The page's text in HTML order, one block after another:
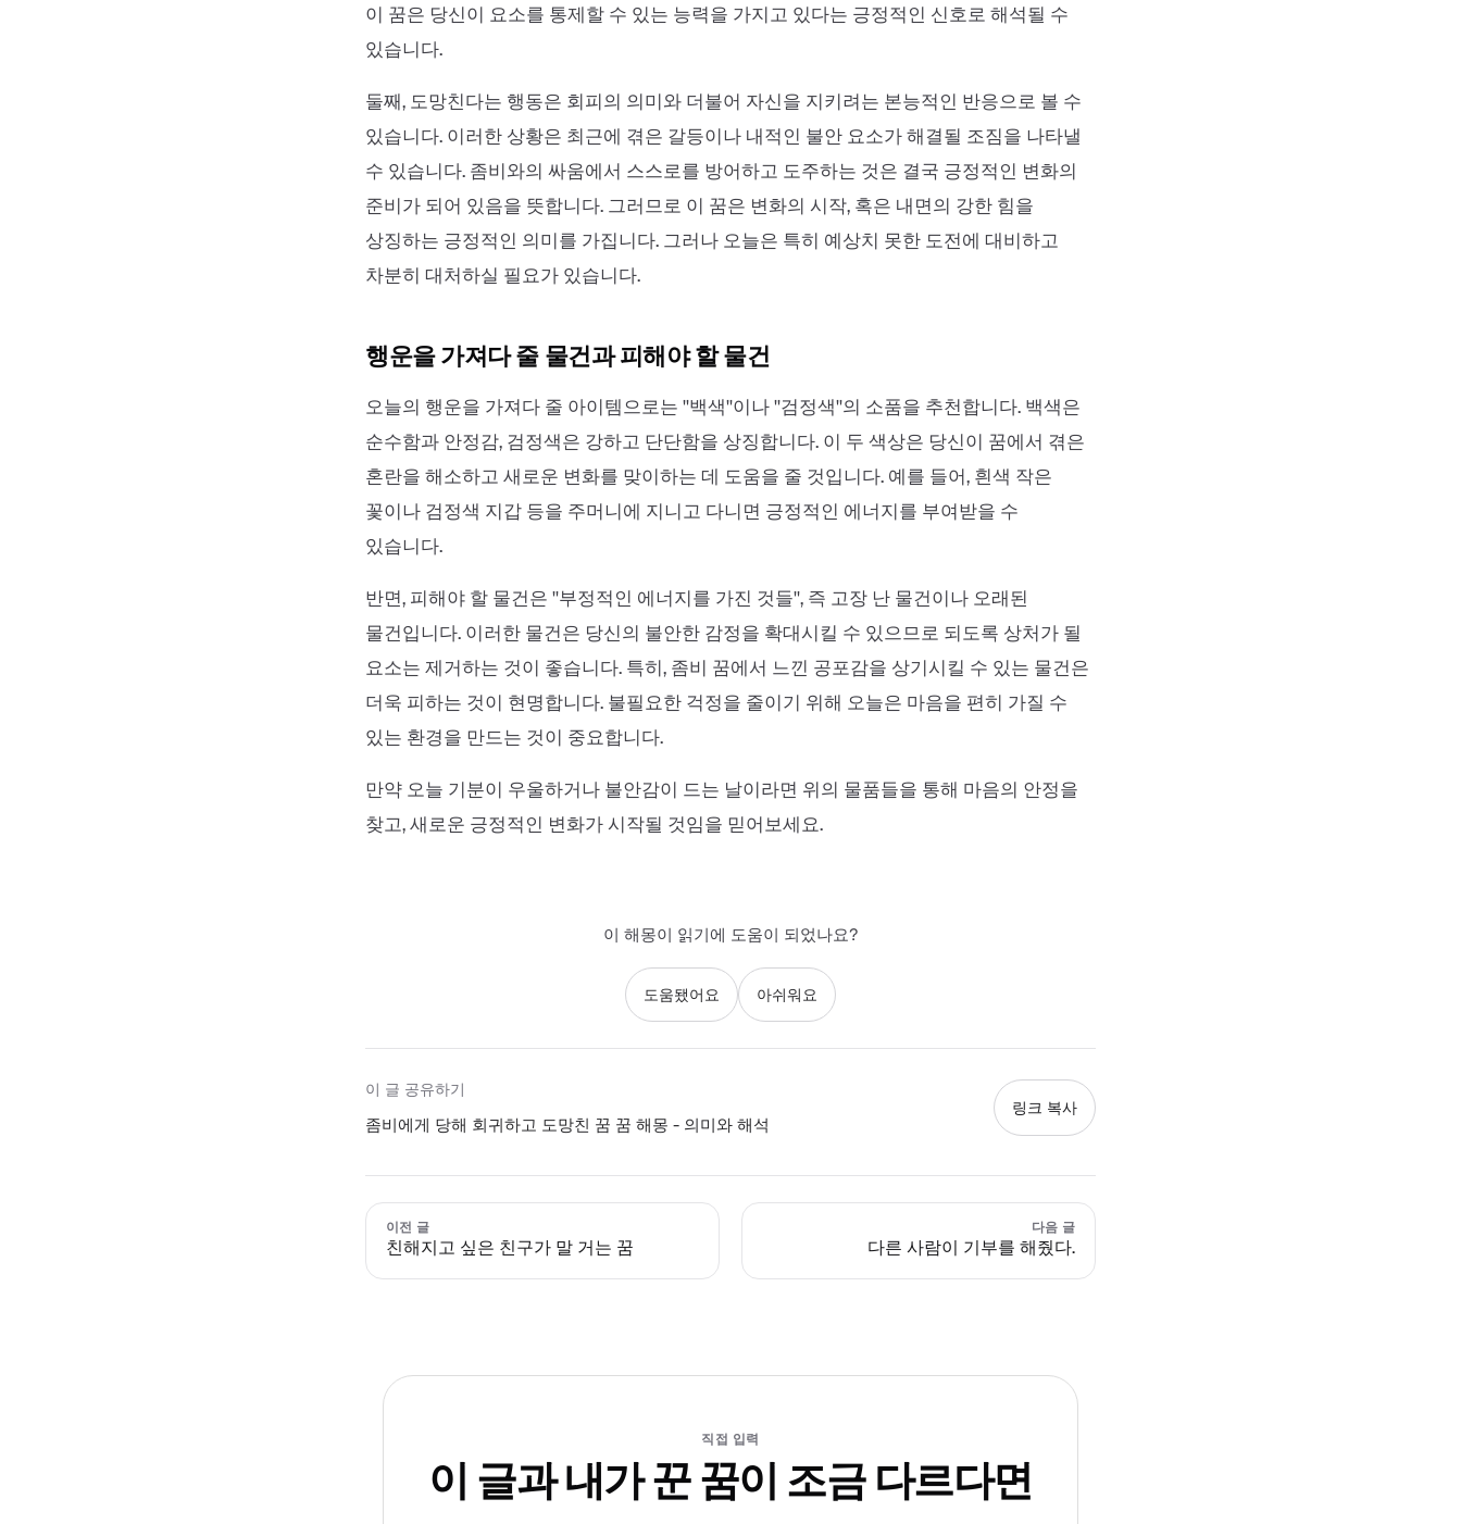
이 꿈은 당신이 요소를 통제할 수 있는 능력을 가지고 있다는 긍정적인 신호로 해석될 수
있습니다.
둘째, 도망친다는 행동은 회피의 의미와 더불어 자신을 지키려는 본능적인 반응으로 볼 수
있습니다. 이러한 상황은 최근에 겪은 갈등이나 내적인 불안 요소가 해결될 조짐을 나타낼
수 있습니다. 좀비와의 싸움에서 스스로를 방어하고 도주하는 것은 결국 긍정적인 변화의
준비가 되어 있음을 뜻합니다. 그러므로 이 꿈은 변화의 시작, 혹은 내면의 강한 힘을
상징하는 긍정적인 의미를 가집니다. 그러나 오늘은 특히 예상치 못한 도전에 대비하고
차분히 대처하실 필요가 있습니다.
행운을 가져다 줄 물건과 피해야 할 물건
오늘의 행운을 가져다 줄 아이템으로는 ''백색''이나 ''검정색''의 소품을 추천합니다. 백색은
순수함과 안정감, 검정색은 강하고 단단함을 상징합니다. 이 두 색상은 당신이 꿈에서 겪은
혼란을 해소하고 새로운 변화를 맞이하는 데 도움을 줄 것입니다. 예를 들어, 흰색 작은
꽃이나 검정색 지갑 등을 주머니에 지니고 다니면 긍정적인 에너지를 부여받을 수
있습니다.
반면, 피해야 할 물건은 ''부정적인 에너지를 가진 것들'', 즉 고장 난 물건이나 오래된
물건입니다. 이러한 물건은 당신의 불안한 감정을 확대시킬 수 있으므로 되도록 상처가 될
요소는 제거하는 것이 좋습니다. 특히, 좀비 꿈에서 느낀 공포감을 상기시킬 수 있는 물건은
더욱 피하는 것이 현명합니다. 불필요한 걱정을 줄이기 위해 오늘은 마음을 편히 가질 수
있는 환경을 만드는 것이 중요합니다.
만약 오늘 기분이 우울하거나 불안감이 드는 날이라면 위의 물품들을 통해 마음의 안정을
찾고, 새로운 긍정적인 변화가 시작될 것임을 믿어보세요.
이 해몽이 읽기에 도움이 되었나요?
도움됐어요 아쉬워요
이 글 공유하기
좀비에게 당해 회귀하고 도망친 꿈 꿈 해몽 - 의미와 해석
링크 복사
이전 글
친해지고 싶은 친구가 말 거는 꿈
다음 글
다른 사람이 기부를 해줬다.
직접 입력
이 글과 내가 꾼 꿈이 조금 다르다면